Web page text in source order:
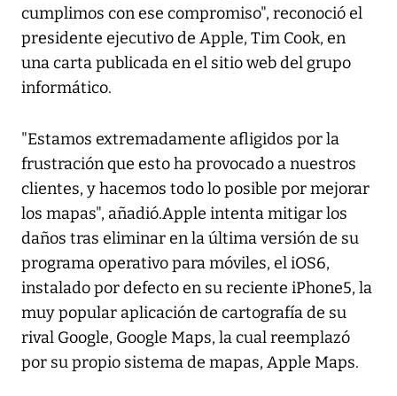
cumplimos con ese compromiso", reconoció el
presidente ejecutivo de Apple, Tim Cook, en
una carta publicada en el sitio web del grupo
informático.
"Estamos extremadamente afligidos por la
frustración que esto ha provocado a nuestros
clientes, y hacemos todo lo posible por mejorar
los mapas", añadió.Apple intenta mitigar los
daños tras eliminar en la última versión de su
programa operativo para móviles, el iOS6,
instalado por defecto en su reciente iPhone5, la
muy popular aplicación de cartografía de su
rival Google, Google Maps, la cual reemplazó
por su propio sistema de mapas, Apple Maps.